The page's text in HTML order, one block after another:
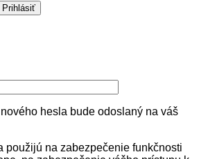
Prihlásiť
hesla bude odoslaný na váš
použijú na zabezpečenie funkčnosti